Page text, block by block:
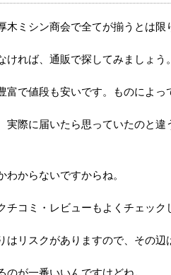
ミシン商会で全てが揃うとは限
れば、通販で探してみましょう。
で値段も安いです。ものによっ
際に届いたら思っていたのと違
からないですからね。
コミ・レビューもよくチェック
はリスクがありますので、その辺
が一番いいんですけどね。